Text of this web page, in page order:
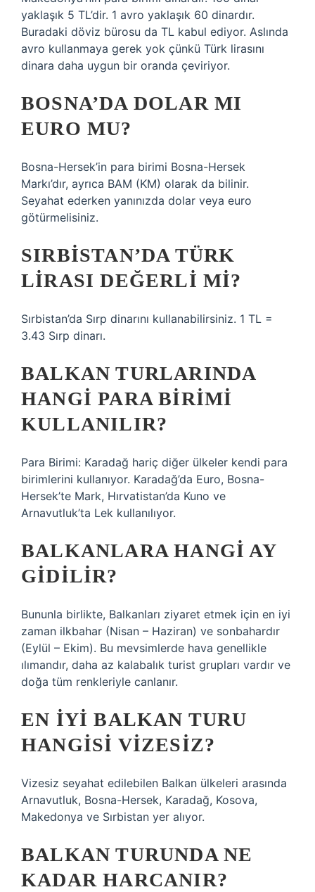
yaklaşık 5 TL’dir. 1 avro yaklaşık 60 dinardır.
Buradaki döviz bürosu da TL kabul ediyor. Aslında
avro kullanmaya gerek yok çünkü Türk lirasını
dinara daha uygun bir oranda çeviriyor.
BOSNA’DA DOLAR MI
EURO MU?
Bosna-Hersek’in para birimi Bosna-Hersek
Markı’dır, ayrıca BAM (KM) olarak da bilinir.
Seyahat ederken yanınızda dolar veya euro
götürmelisiniz.
SIRBISTAN’DA TÜRK
LIRASI DEĞERLI MI?
Sırbistan’da Sırp dinarını kullanabilirsiniz. 1 TL =
3.43 Sırp dinarı.
BALKAN TURLARINDA
HANGI PARA BIRIMI
KULLANILIR?
Para Birimi: Karadağ hariç diğer ülkeler kendi para
birimlerini kullanıyor. Karadağ’da Euro, Bosna-
Hersek’te Mark, Hırvatistan’da Kuno ve
Arnavutluk’ta Lek kullanılıyor.
BALKANLARA HANGI AY
GIDILIR?
Bununla birlikte, Balkanları ziyaret etmek için en iyi
zaman ilkbahar (Nisan – Haziran) ve sonbahardır
(Eylül – Ekim). Bu mevsimlerde hava genellikle
ılımandır, daha az kalabalık turist grupları vardır ve
doğa tüm renkleriyle canlanır.
EN IYI BALKAN TURU
HANGISI VIZESIZ?
Vizesiz seyahat edilebilen Balkan ülkeleri arasında
Arnavutluk, Bosna-Hersek, Karadağ, Kosova,
Makedonya ve Sırbistan yer alıyor.
BALKAN TURUNDA NE
KADAR HARCANIR?